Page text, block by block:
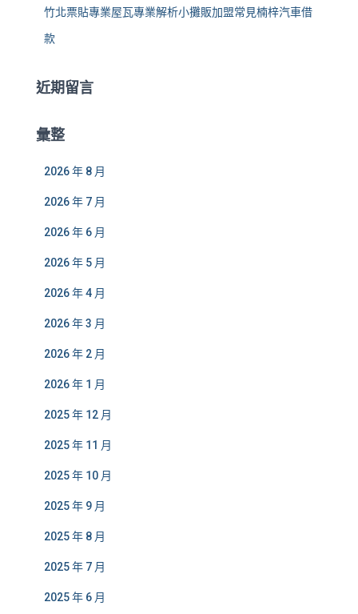
竹北票貼專業屋瓦專業解析小攤販加盟常見楠梓汽車借
款
近期留言
彙整
2026 年 8 月
2026 年 7 月
2026 年 6 月
2026 年 5 月
2026 年 4 月
2026 年 3 月
2026 年 2 月
2026 年 1 月
2025 年 12 月
2025 年 11 月
2025 年 10 月
2025 年 9 月
2025 年 8 月
2025 年 7 月
2025 年 6 月